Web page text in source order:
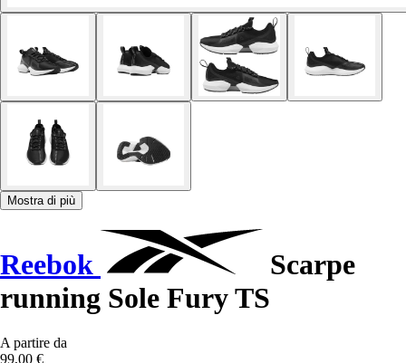
Mostra di più
Reebok
Scarpe
running Sole Fury TS
A partire da
99,00 €